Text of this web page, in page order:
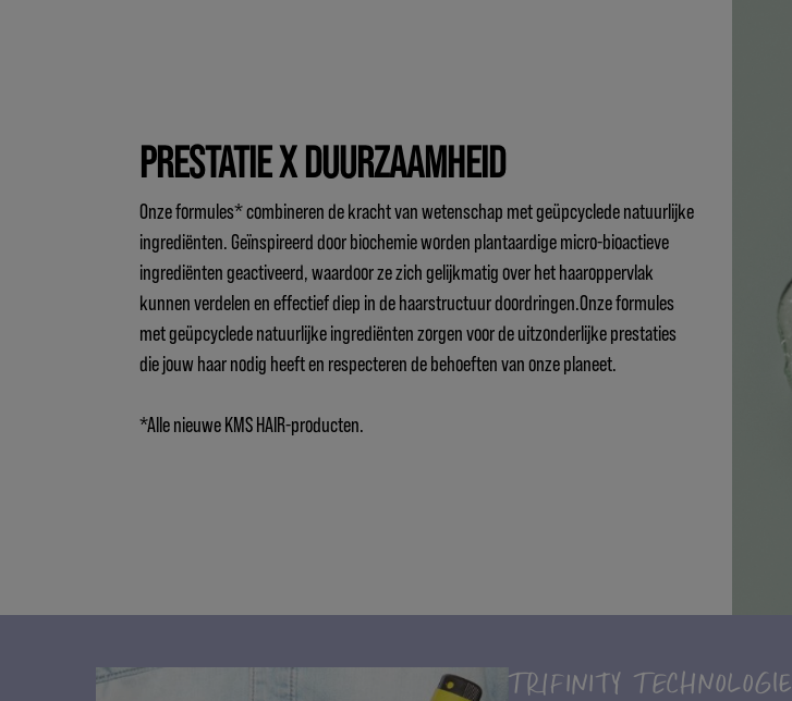
PRESTATIE X DUURZAAMHEID
Onze formules* combineren de kracht van wetenschap met geüpcyclede natuurlijke
ingrediënten. Geïnspireerd door biochemie worden plantaardige micro-bioactieve
ingrediënten geactiveerd, waardoor ze zich gelijkmatig over het haaroppervlak
kunnen verdelen en effectief diep in de haarstructuur doordringen.Onze formules
met geüpcyclede natuurlijke ingrediënten zorgen voor de uitzonderlijke prestaties
die jouw haar nodig heeft en respecteren de behoeften van onze planeet.
*Alle nieuwe KMS HAIR-producten.
TRIFINITY TECHNOLOGIE